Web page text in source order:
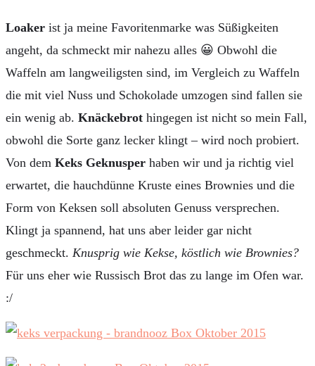
Loaker ist ja meine Favoritenmarke was Süßigkeiten
angeht, da schmeckt mir nahezu alles 😀 Obwohl die
Waffeln am langweiligsten sind, im Vergleich zu Waffeln
die mit viel Nuss und Schokolade umzogen sind fallen sie
ein wenig ab. Knäckebrot hingegen ist nicht so mein Fall,
obwohl die Sorte ganz lecker klingt – wird noch probiert.
Von dem Keks Geknusper haben wir und ja richtig viel
erwartet, die hauchdünne Kruste eines Brownies und die
Form von Keksen soll absoluten Genuss versprechen.
Klingt ja spannend, hat uns aber leider gar nicht
geschmeckt. Knusprig wie Kekse, köstlich wie Brownies?
Für uns eher wie Russisch Brot das zu lange im Ofen war.
:/